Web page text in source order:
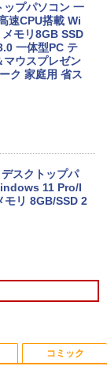
i5 第8世代｜中
office付
｜ノートパソコ
ートパソコン
者向け Window
ラ zoom 日本語
Celeron メモリ
バッテリービ
ップパソコン 一
速CPU搭載 Wi
モリ8GB SSD
一体型PC テ
マウスプレゼン
ク 家庭用 省ス
スクトップパ
11 Pro/I
リ 8GB/SSD 2
インチ 液晶モ
【電子書籍】[
コミック